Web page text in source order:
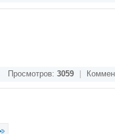
Просмотров: 3059